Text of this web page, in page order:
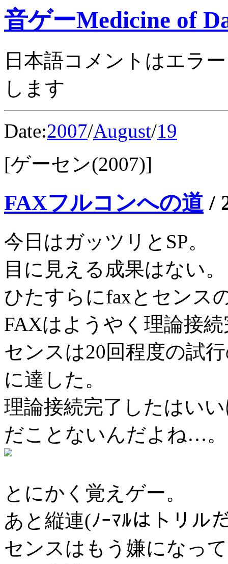
音ゲーMedicine of
日本語コメントはエラ
します
Date:2007/August/19
[ゲーセン(2007)]
FAXフルコンへの道 /
今日はガッツリとSP。
目に見える成果はない。
ひたすらにfaxとセンス
FAXはようやく理論接
センスは20回程度の試
に達した。
理論接続完了したはい
だことないんだよね…。
とにかく覚えゲー。
あと縦連(ﾉｰﾏﾙはトリル
センスはもう嫌になっ